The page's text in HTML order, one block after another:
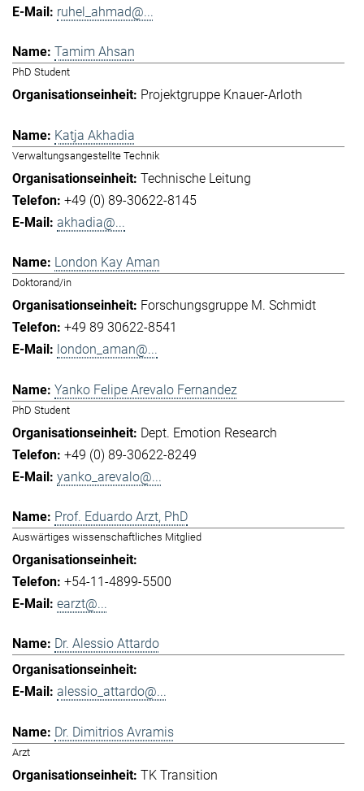
ruhel_ahmad@...
Tamim Ahsan
PhD Student
Projektgruppe Knauer-Arloth
Katja Akhadia
Verwaltungsangestellte Technik
Technische Leitung
+49 (0) 89-30622-8145
akhadia@...
London Kay Aman
Doktorand/in
Forschungsgruppe M. Schmidt
+49 89 30622-8541
london_aman@...
Yanko Felipe Arevalo Fernandez
PhD Student
Dept. Emotion Research
+49 (0) 89-30622-8249
yanko_arevalo@...
Prof. Eduardo Arzt, PhD
Auswärtiges wissenschaftliches Mitglied
+54-11-4899-5500
earzt@...
Dr. Alessio Attardo
alessio_attardo@...
Dr. Dimitrios Avramis
Arzt
TK Transition